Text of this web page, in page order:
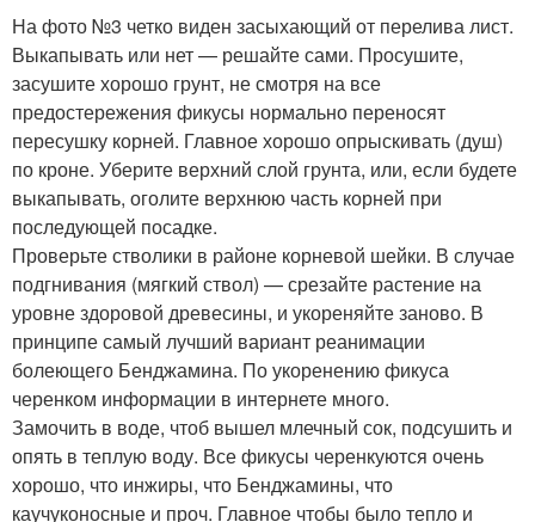
На фото №3 четко виден засыхающий от перелива лист.
Выкапывать или нет — решайте сами. Просушите,
засушите хорошо грунт, не смотря на все
предостережения фикусы нормально переносят
пересушку корней. Главное хорошо опрыскивать (душ)
по кроне. Уберите верхний слой грунта, или, если будете
выкапывать, оголите верхнюю часть корней при
последующей посадке.
Проверьте стволики в районе корневой шейки. В случае
подгнивания (мягкий ствол) — срезайте растение на
уровне здоровой древесины, и укореняйте заново. В
принципе самый лучший вариант реанимации
болеющего Бенджамина. По укоренению фикуса
черенком информации в интернете много.
Замочить в воде, чтоб вышел млечный сок, подсушить и
опять в теплую воду. Все фикусы черенкуются очень
хорошо, что инжиры, что Бенджамины, что
каучуконосные и проч. Главное чтобы было тепло и